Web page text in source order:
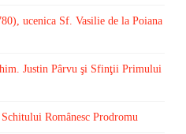
ucenica Sf. Vasilie de la Poiana
Justin Pârvu şi Sfinţii Primului
Românesc Prodromu